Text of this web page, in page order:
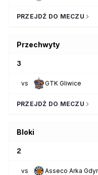
PRZEJDŹ DO MECZU
Przechwyty
3
vs GTK Gliwice
PRZEJDŹ DO MECZU
Bloki
2
vs Asseco Arka